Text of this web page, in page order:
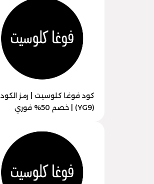
كود فوغا كلوسيت | رمز الكود
(YG9) | خصم 50% فوري